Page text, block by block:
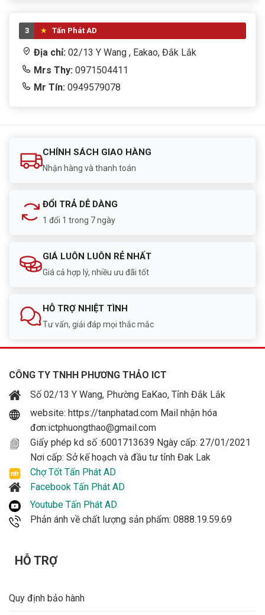
4MP (2560x1440), 25fps
Cảm biến 1/2.9” CMOS, F1.0
Xoay Pan 345°, Tilt 90°
Lưu trữ MicroSD 512GB
Cảnh báo Âm thanh + ánh sáng chủ động
Uniarch Client, Uniarch App
Nguồn DC 12V ±25%, max 6.5W
Xuất xứ Trung Quốc
3 Tấn Phát AD
Địa chỉ: 02/13 Y Wang , Eakao, Đắk Lắk
Mrs Thy: 0971504411
Mr Tín: 0949579078
CHÍNH SÁCH GIAO HÀNG
Nhận hàng và thanh toán
ĐỔI TRẢ DỄ DÀNG
1 đổi 1 trong 7 ngày
GIÁ LUÔN LUÔN RẺ NHẤT
Giá cả hợp lý, nhiều ưu đãi tốt
HỖ TRỢ NHIỆT TÌNH
Tư vấn, giải đáp mọi thắc mắc
CÔNG TY TNHH PHƯƠNG THẢO ICT
Số 02/13 Y Wang, Phường EaKao, Tỉnh Đắk Lắk
website: https://tanphatad.com Mail nhận hóa
đơn:ictphuongthao@gmail.com
Giấy phép kd số :6001713639 Ngày cấp: 27/01/2021
Nơi cấp: Sở kế hoạch và đầu tư tỉnh Đak Lak
Chợ Tốt Tấn Phát AD
Facebook Tấn Phát AD
Youtube Tấn Phát AD
Phản ánh về chất lượng sản phẩm: 0888.19.59.69
HỖ TRỢ
Quy định bảo hành